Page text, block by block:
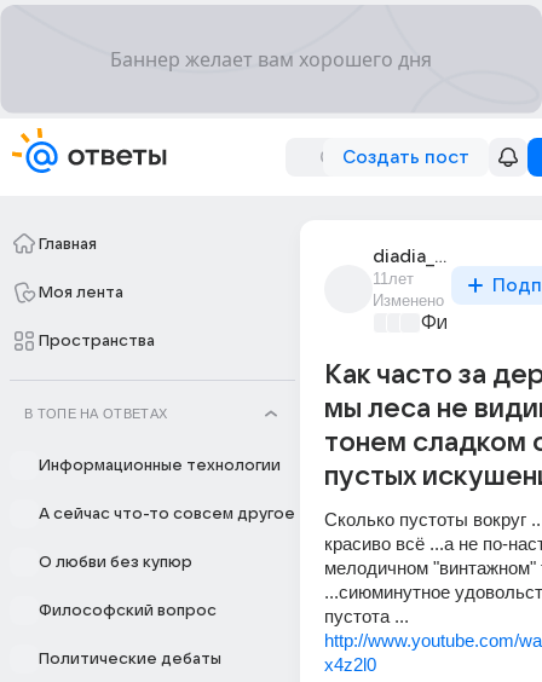
Создать пост
Главная
Моя лента
Пространства
В ТОПЕ НА ОТВЕТАХ
Информационные технологии
А сейчас что-то совсем другое
О любви без купюр
Философский вопрос
Политические дебаты
diadia_slava_42
11лет
Изменено
Как часто за
мы леса не
тонем сладком
пустых
Сколько пустоты вокруг
красиво всё ...а не по-
мелодичном "винтажном"
...сиюминутное
пустота ...
http://www.youtube.com/
x4z2l0